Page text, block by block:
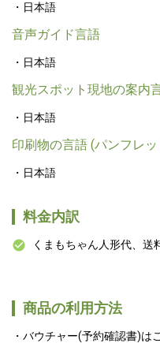
日本語
音声ガイド言語
日本語
観光スポット現地の案内
日本語
印刷物の言語 (パンフレッ
日本語
料金内訳
くまもちゃん人形代、送
商品の利用方法
バウチャー(予約確認書)は